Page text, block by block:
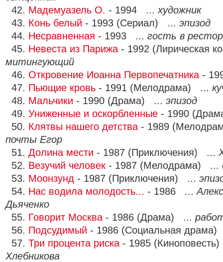
42. Мадемуазель О. - 1994 ... художник
43. Конь белый - 1993 (Сериал) ... эпизод
44. Несравненная - 1993 ... гость в
45. Невеста из Парижа - 1992 (Лирическая
митингующий
46. Откровение Иоанна Первопечатника -
47. Пьющие кровь - 1991 (Мелодрама) ...
48. Мальчики - 1990 (Драма) ... эпизод
49. Униженные и оскорбленные - 1990
50. Клятвы нашего детства - 1989
почты Егор
51. Долина мести - 1987 (Приключения) ...
52. Везучий человек - 1987 (Мелодрама) ...
53. Моонзунд - 1987 (Приключения) ...
54. Нас водила молодость... - 1986 ...
Дьяченко
55. Говорит Москва - 1986 (Драма) ...
56. Подсудимый - 1986 (Социальная
57. Три процента риска - 1985
Хлебникова